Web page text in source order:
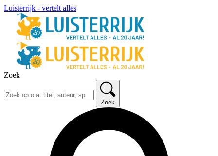
Luisterrijk - vertelt alles
Zoek
Zoek